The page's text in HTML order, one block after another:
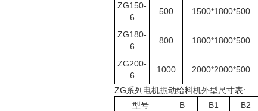
ZG150-
6
500 1500*1800*500
ZG180-
6
800
1800*1800*500
ZG200-
6
1000 2000*2000*500
ZG系列电机振动给料机外型尺寸表:
型号
B B1 B2